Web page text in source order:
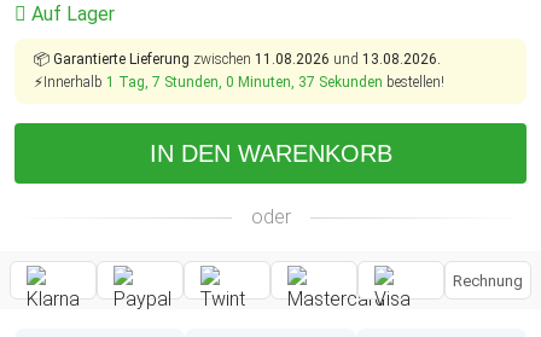
Auf Lager
📦 Garantierte Lieferung zwischen 11.08.2026 und 13.08.2026.
⚡Innerhalb 1 Tag, 7 Stunden, 0 Minuten, 36 Sekunden bestellen!
IN DEN WARENKORB
oder
Rechnung